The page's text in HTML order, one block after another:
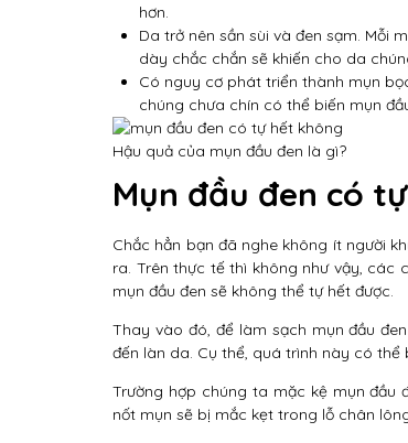
hơn.
Da trở nên sần sùi và đen sạm. Mỗi
dày chắc chắn sẽ khiến cho da
Có nguy cơ phát triển thành mụn
chúng chưa chín có thể biến mụn
Hậu quả của mụn đầu đen là gì?
Mụn đầu đen có
Chắc hẳn bạn đã nghe không ít người
ra. Trên thực tế thì không như vậy, các
mụn đầu đen sẽ không thể tự hết được.
Thay vào đó, để làm sạch mụn đầu
đến làn da. Cụ thể, quá trình này có
Trường hợp chúng ta mặc kệ mụn
nốt mụn sẽ bị mắc kẹt trong lỗ chân